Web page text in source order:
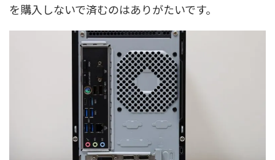
を購入しないで済むのはありがたいです。